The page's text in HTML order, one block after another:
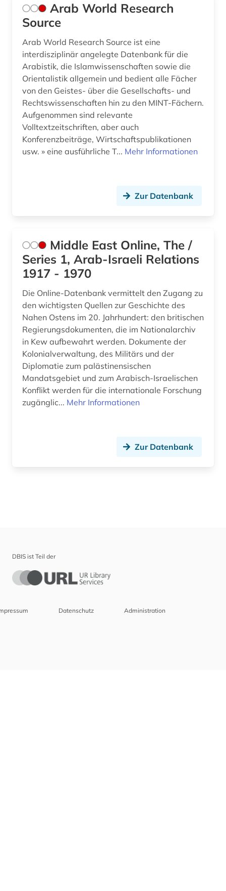
Arab World Research
Source
Arab World Research Source ist eine
interdisziplinär angelegte Datenbank für die
Arabistik, die Islamwissenschaften sowie die
Orientalistik allgemein und bedient alle Fächer
von den Geistes- über die Gesellschafts- und
Rechtswissenschaften hin zu den MINT-Fächern.
Aufgenommen sind relevante
Volltextzeitschriften, aber auch
Konferenzbeiträge, Wirtschaftspublikationen
usw. » eine ausführliche T... Mehr Informationen
Zur Datenbank
Middle East Online, The /
Series 1, Arab-Israeli Relations
1917 - 1970
Die Online-Datenbank vermittelt den Zugang zu
den wichtigsten Quellen zur Geschichte des
Nahen Ostens im 20. Jahrhundert: den britischen
Regierungsdokumenten, die im Nationalarchiv
in Kew aufbewahrt werden. Dokumente der
Kolonialverwaltung, des Militärs und der
Diplomatie zum palästinensischen
Mandatsgebiet und zum Arabisch-Israelischen
Konflikt werden für die internationale Forschung
zugänglic... Mehr Informationen
Zur Datenbank
DBIS ist Teil der
Datenschutz Administration